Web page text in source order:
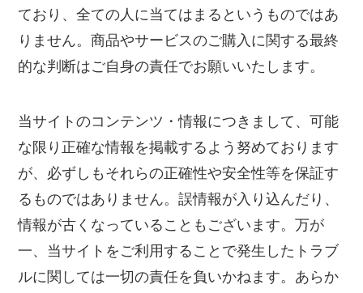
ており、全ての人に当てはまるというものではあ
りません。商品やサービスのご購入に関する最終
的な判断はご自身の責任でお願いいたします。
当サイトのコンテンツ・情報につきまして、可能
な限り正確な情報を掲載するよう努めております
が、必ずしもそれらの正確性や安全性等を保証す
るものではありません。誤情報が入り込んだり、
情報が古くなっていることもございます。万が
一、当サイトをご利用することで発生したトラブ
ルに関しては一切の責任を負いかねます。あらか